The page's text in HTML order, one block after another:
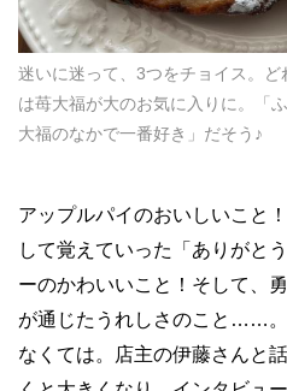
迷いに迷って、3つをチョイス。
は苺大福が大のお気に入りに。「
大福のなかで一番好き」だそう♪
アップルパイのおいしいこと
して覚えていった「ありがと
ーのかわいいこと！そして、
が通じたうれしさのこと……。
なくては。店主の伊藤さんと